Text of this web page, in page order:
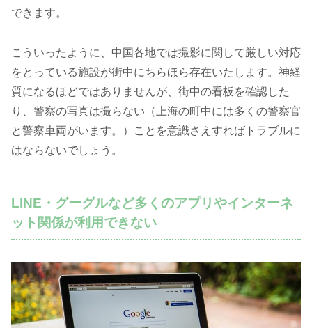
できます。
こういったように、中国各地では撮影に関して厳しい対応
をとっている施設が街中にちらほら存在いたします。神経
質になるほどではありませんが、街中の看板を確認した
り、警察の写真は撮らない（上海の町中には多くの警察官
と警察車両がいます。）ことを意識さえすればトラブルに
はならないでしょう。
LINE・グーグルなど多くのアプリやインターネ
ット関係が利用できない